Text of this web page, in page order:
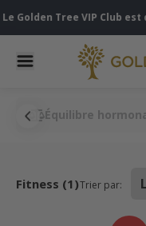
Golden Tree VIP Club est
Équilibre
Fitness (1)Trier par: